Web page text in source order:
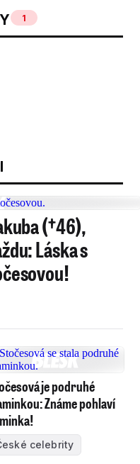
1
(†46),
Láska s
je podruhé
Známe pohlaví
celebrity